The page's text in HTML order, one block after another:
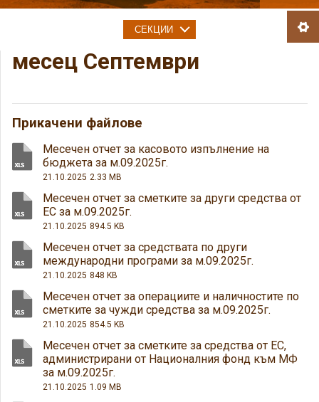
месец Септември
Прикачени файлове
Месечен отчет за касовото изпълнение на
бюджета за м.09.2025г.
21.10.2025 2.33 MB
Месечен отчет за сметките за други средства от
ЕС за м.09.2025г.
21.10.2025 894.5 KB
Месечен отчет за средствата по други
международни програми за м.09.2025г.
21.10.2025 848 KB
Месечен отчет за операциите и наличностите по
сметките за чужди средства за м.09.2025г.
21.10.2025 854.5 KB
Месечен отчет за сметките за средства от ЕС,
администрирани от Националния фонд към МФ
за м.09.2025г.
21.10.2025 1.09 MB
СЕКЦИИ